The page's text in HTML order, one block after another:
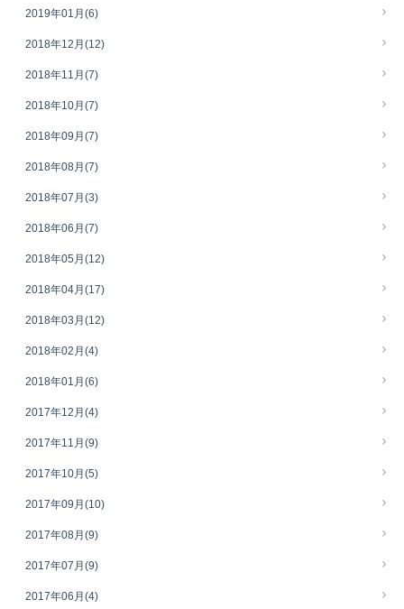
2019年01月 (6)
2018年12月 (12)
2018年11月 (7)
2018年10月 (7)
2018年09月 (7)
2018年08月 (7)
2018年07月 (3)
2018年06月 (7)
2018年05月 (12)
2018年04月 (17)
2018年03月 (12)
2018年02月 (4)
2018年01月 (6)
2017年12月 (4)
2017年11月 (9)
2017年10月 (5)
2017年09月 (10)
2017年08月 (9)
2017年07月 (9)
2017年06月 (4)